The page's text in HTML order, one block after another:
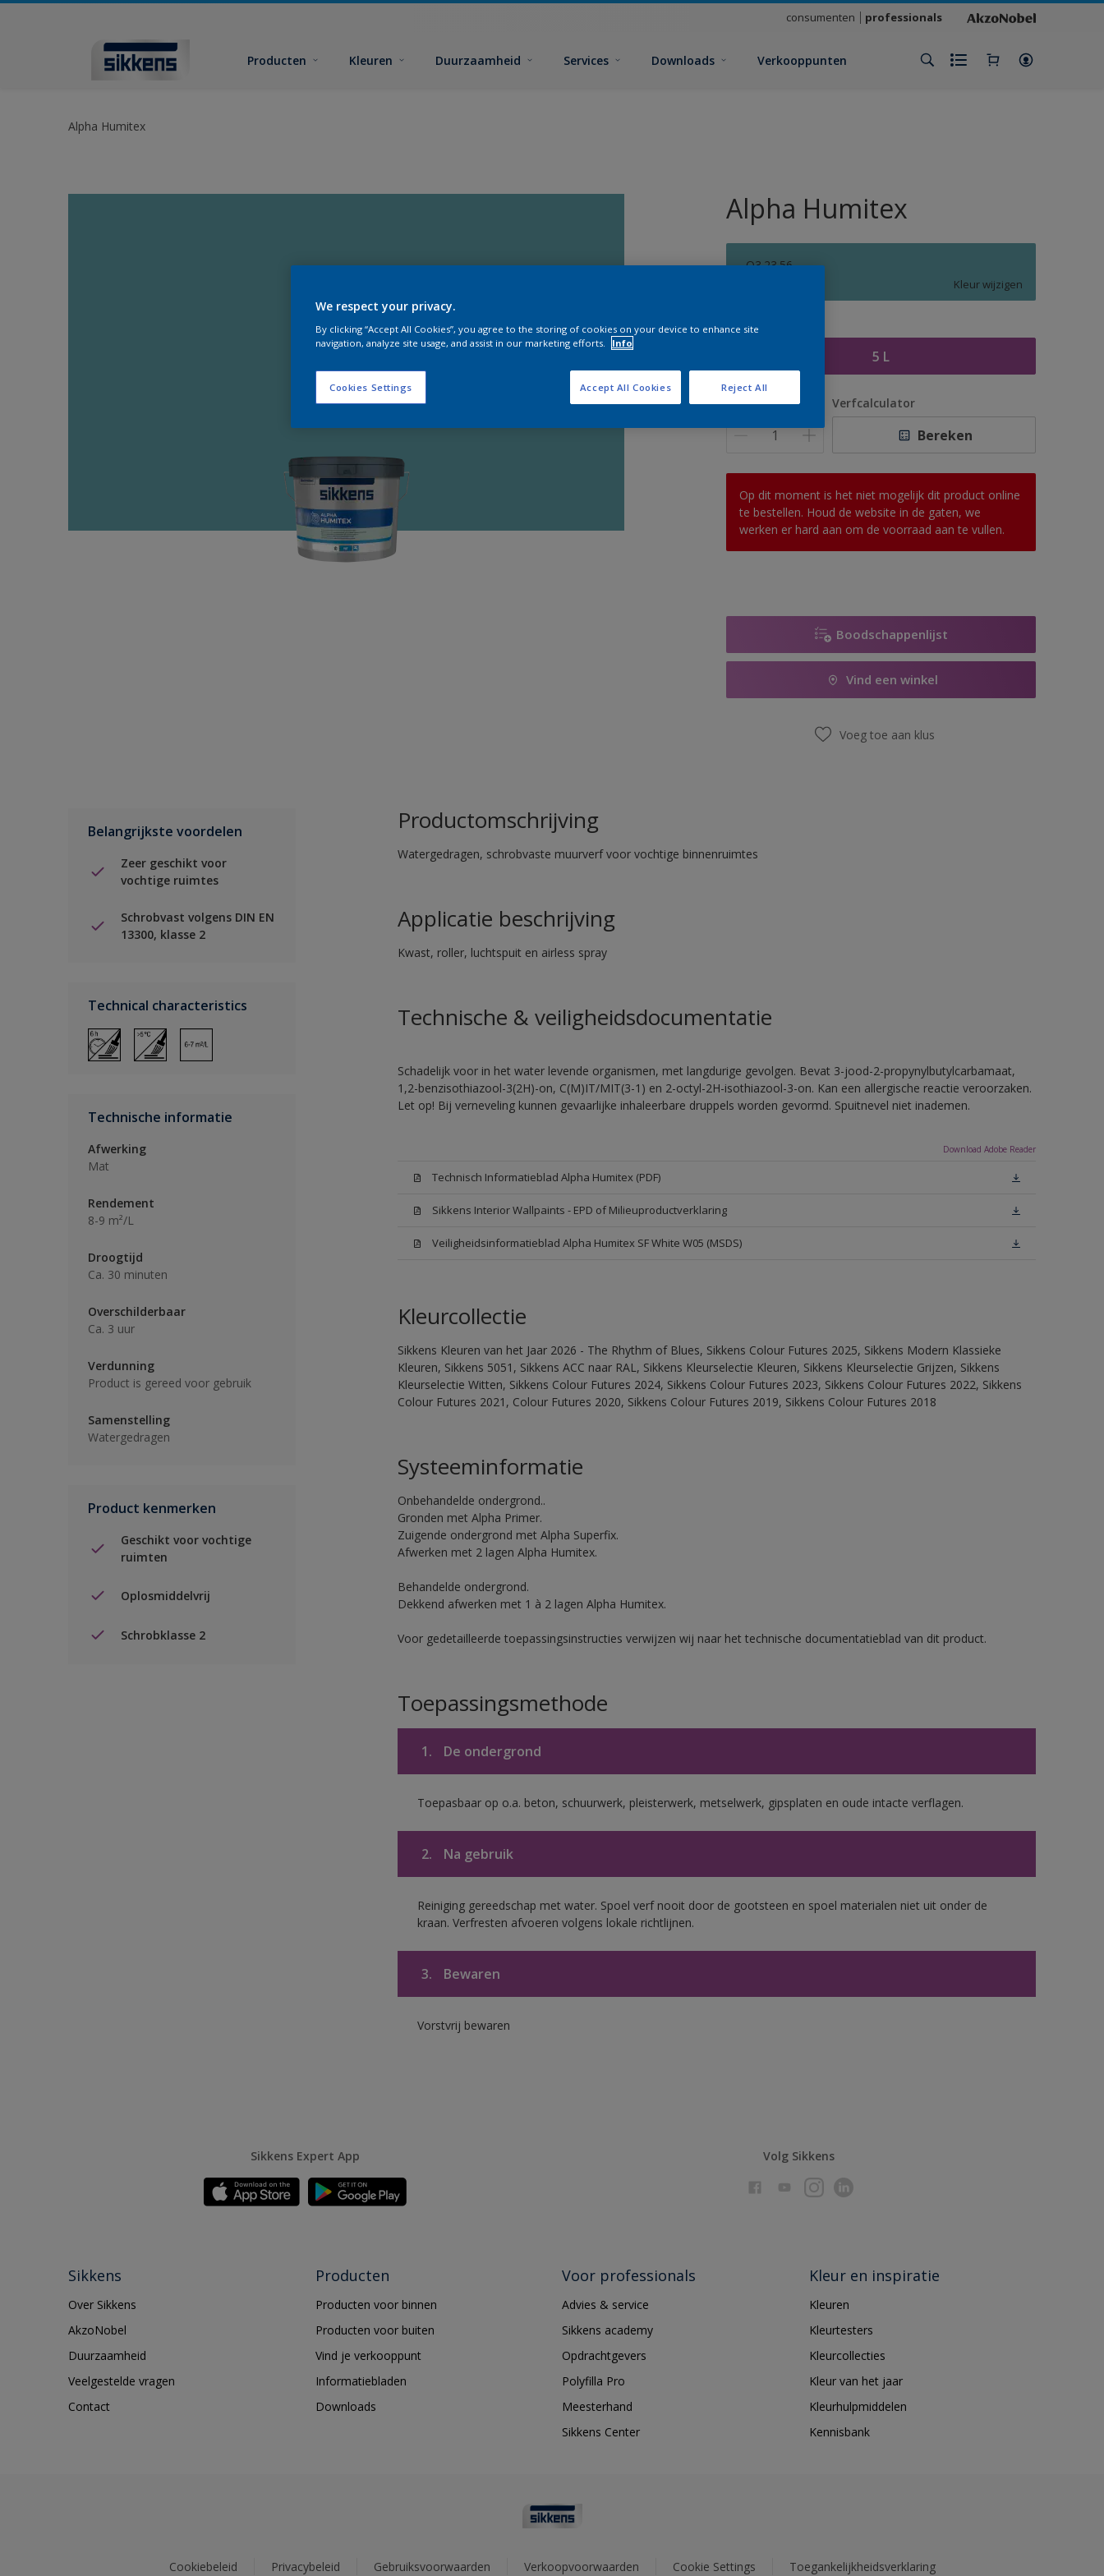
consumenten professionals
Producten Kleuren Duurzaamheid Services Downloads Verkooppunten
Alpha Humitex
Alpha Humitex
Q3.23.56
Kleur wijzigen
Grootte
5 L
Aantal Verfcalculator
Bereken
Op dit moment is het niet mogelijk dit product online
te bestellen. Houd de website in de gaten, we
werken er hard aan om de voorraad aan te vullen.
Boodschappenlijst
Vind een winkel
Voeg toe aan klus
Belangrijkste voordelen
Zeer geschikt voor
vochtige ruimtes
Schrobvast volgens DIN EN
13300, klasse 2
Technical characteristics
Technische informatie
Afwerking
Mat
Rendement
8-9 m²/L
Droogtijd
Ca. 30 minuten
Overschilderbaar
Ca. 3 uur
Verdunning
Product is gereed voor gebruik
Samenstelling
Watergedragen
Product kenmerken
Geschikt voor vochtige
ruimten
Oplosmiddelvrij
Schrobklasse 2
Productomschrijving
Watergedragen, schrobvaste muurverf voor vochtige binnenruimtes
Applicatie beschrijving
Kwast, roller, luchtspuit en airless spray
Technische & veiligheidsdocumentatie
Schadelijk voor in het water levende organismen, met langdurige gevolgen. Bevat 3-jood-2-propynylbutylcarbamaat,
1,2-benzisothiazool-3(2H)-on, C(M)IT/MIT(3-1) en 2-octyl-2H-isothiazool-3-on. Kan een allergische reactie veroorzaken.
Let op! Bij verneveling kunnen gevaarlijke inhaleerbare druppels worden gevormd. Spuitnevel niet inademen.
Download Adobe Reader
Technisch Informatieblad Alpha Humitex (PDF)
Sikkens Interior Wallpaints - EPD of Milieuproductverklaring
Veiligheidsinformatieblad Alpha Humitex SF White W05 (MSDS)
Kleurcollectie
Sikkens Kleuren van het Jaar 2026 - The Rhythm of Blues, Sikkens Colour Futures 2025, Sikkens Modern Klassieke
Kleuren, Sikkens 5051, Sikkens ACC naar RAL, Sikkens Kleurselectie Kleuren, Sikkens Kleurselectie Grijzen, Sikkens
Kleurselectie Witten, Sikkens Colour Futures 2024, Sikkens Colour Futures 2023, Sikkens Colour Futures 2022, Sikkens
Colour Futures 2021, Colour Futures 2020, Sikkens Colour Futures 2019, Sikkens Colour Futures 2018
Systeeminformatie
Onbehandelde ondergrond..
Gronden met Alpha Primer.
Zuigende ondergrond met Alpha Superfix.
Afwerken met 2 lagen Alpha Humitex.
Behandelde ondergrond.
Dekkend afwerken met 1 à 2 lagen Alpha Humitex.
Voor gedetailleerde toepassingsinstructies verwijzen wij naar het technische documentatieblad van dit product.
Toepassingsmethode
1. De ondergrond
Toepasbaar op o.a. beton, schuurwerk, pleisterwerk, metselwerk, gipsplaten en oude intacte verflagen.
2. Na gebruik
Reiniging gereedschap met water. Spoel verf nooit door de gootsteen en spoel materialen niet uit onder de
kraan. Verfresten afvoeren volgens lokale richtlijnen.
3. Bewaren
Vorstvrij bewaren
Sikkens Expert App Volg Sikkens
Sikkens
Over Sikkens
AkzoNobel
Duurzaamheid
Veelgestelde vragen
Contact
Producten
Producten voor binnen
Producten voor buiten
Vind je verkooppunt
Informatiebladen
Downloads
Voor professionals
Advies & service
Sikkens academy
Opdrachtgevers
Polyfilla Pro
Meesterhand
Sikkens Center
Kleur en inspiratie
Kleuren
Kleurtesters
Kleurcollecties
Kleur van het jaar
Kleurhulpmiddelen
Kennisbank
Cookiebeleid Privacybeleid Gebruiksvoorwaarden Verkoopvoorwaarden Cookie Settings Toegankelijkheidsverklaring
We respect your privacy.
By clicking “Accept All Cookies”, you agree to the storing of cookies on your device to enhance site
navigation, analyze site usage, and assist in our marketing efforts.
Info
Cookies Settings Reject All
Accept All Cookies